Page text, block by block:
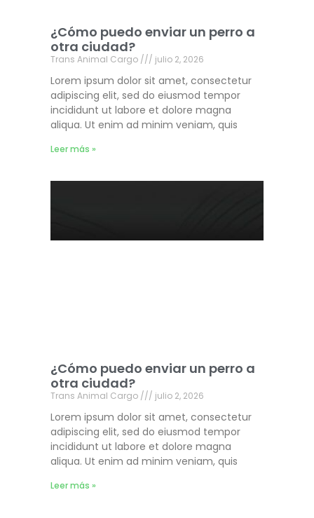
¿Cómo puedo enviar un perro a
otra ciudad?
Trans Animal Cargo julio 2, 2026
Lorem ipsum dolor sit amet, consectetur
adipiscing elit, sed do eiusmod tempor
incididunt ut labore et dolore magna
aliqua. Ut enim ad minim veniam, quis
Leer más »
¿Cómo puedo enviar un perro a
otra ciudad?
Trans Animal Cargo julio 2, 2026
Lorem ipsum dolor sit amet, consectetur
adipiscing elit, sed do eiusmod tempor
incididunt ut labore et dolore magna
aliqua. Ut enim ad minim veniam, quis
Leer más »